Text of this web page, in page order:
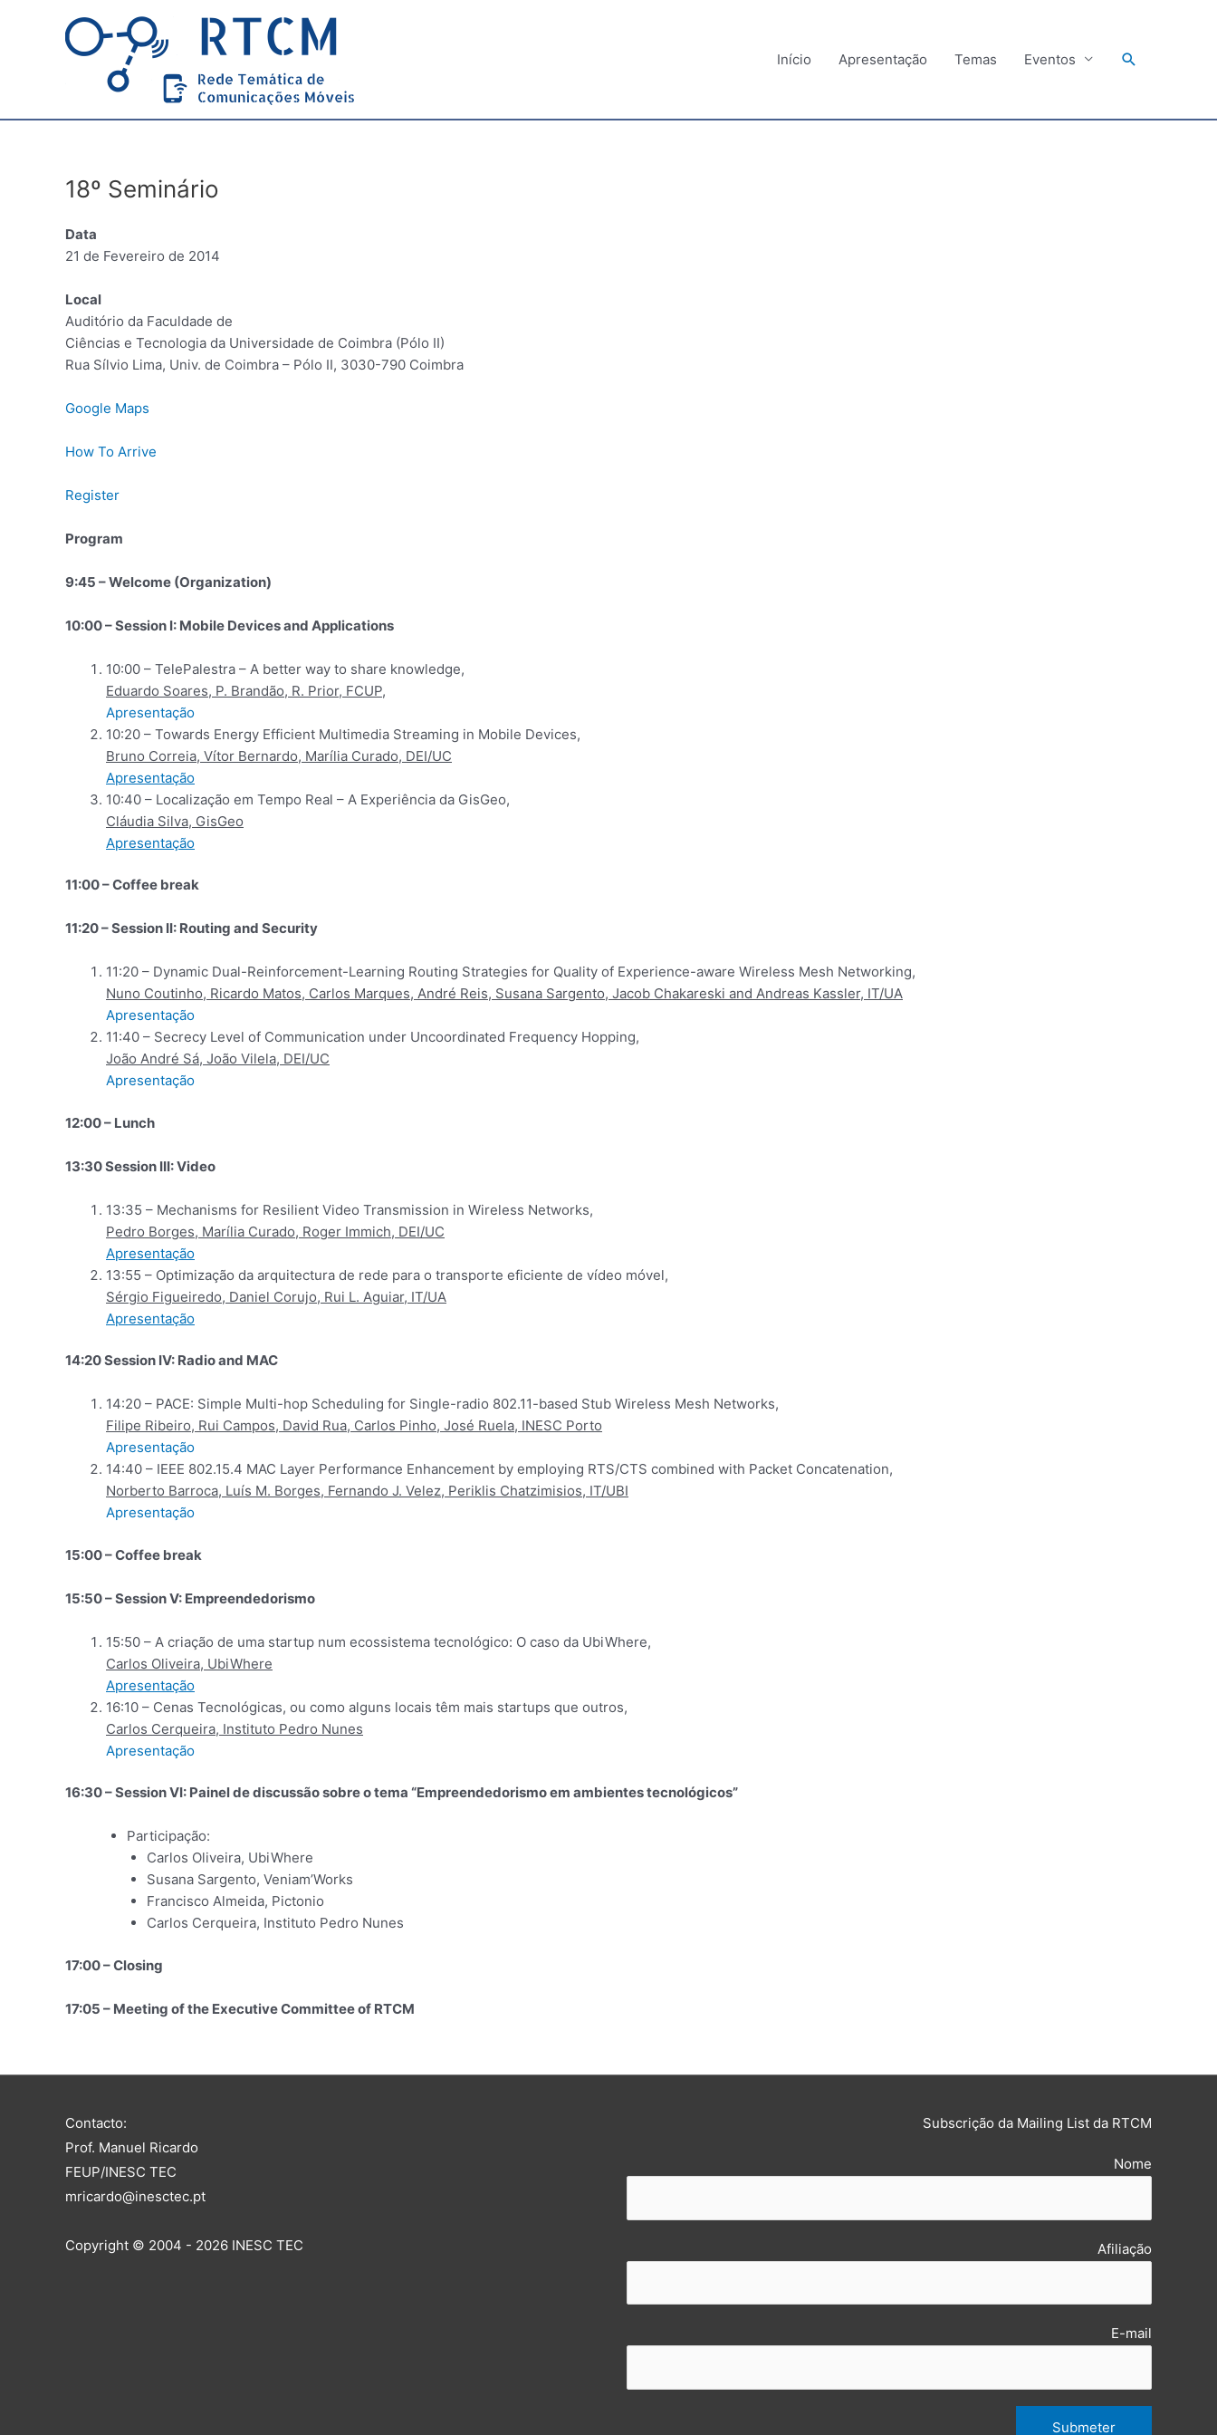
Início Apresentação Temas Eventos Search
18º Seminário
Data
21 de Fevereiro de 2014
Local
Auditório da Faculdade de
Ciências e Tecnologia da Universidade de Coimbra (Pólo II)
Rua Sílvio Lima, Univ. de Coimbra – Pólo II, 3030-790 Coimbra
Google Maps
How To Arrive
Register
Program
9:45 – Welcome (Organization)
10:00 – Session I: Mobile Devices and Applications
10:00 – TelePalestra – A better way to share knowledge,
Eduardo Soares, P. Brandão, R. Prior, FCUP,
Apresentação
10:20 – Towards Energy Efficient Multimedia Streaming in Mobile Devices,
Bruno Correia, Vítor Bernardo, Marília Curado, DEI/UC
Apresentação
10:40 – Localização em Tempo Real – A Experiência da GisGeo,
Cláudia Silva, GisGeo
Apresentação
11:00 – Coffee break
11:20 – Session II: Routing and Security
11:20 – Dynamic Dual-Reinforcement-Learning Routing Strategies for Quality of Experience-aware Wireless Mesh Networking,
Nuno Coutinho, Ricardo Matos, Carlos Marques, André Reis, Susana Sargento, Jacob Chakareski and Andreas Kassler, IT/UA
Apresentação
11:40 – Secrecy Level of Communication under Uncoordinated Frequency Hopping,
João André Sá, João Vilela, DEI/UC
Apresentação
12:00 – Lunch
13:30 Session III: Video
13:35 – Mechanisms for Resilient Video Transmission in Wireless Networks,
Pedro Borges, Marília Curado, Roger Immich, DEI/UC
Apresentação
13:55 – Optimização da arquitectura de rede para o transporte eficiente de vídeo móvel,
Sérgio Figueiredo, Daniel Corujo, Rui L. Aguiar, IT/UA
Apresentação
14:20 Session IV: Radio and MAC
14:20 – PACE: Simple Multi-hop Scheduling for Single-radio 802.11-based Stub Wireless Mesh Networks,
Filipe Ribeiro, Rui Campos, David Rua, Carlos Pinho, José Ruela, INESC Porto
Apresentação
14:40 – IEEE 802.15.4 MAC Layer Performance Enhancement by employing RTS/CTS combined with Packet Concatenation,
Norberto Barroca, Luís M. Borges, Fernando J. Velez, Periklis Chatzimisios, IT/UBI
Apresentação
15:00 – Coffee break
15:50 – Session V: Empreendedorismo
15:50 – A criação de uma startup num ecossistema tecnológico: O caso da UbiWhere,
Carlos Oliveira, UbiWhere
Apresentação
16:10 – Cenas Tecnológicas, ou como alguns locais têm mais startups que outros,
Carlos Cerqueira, Instituto Pedro Nunes
Apresentação
16:30 – Session VI: Painel de discussão sobre o tema “Empreendedorismo em ambientes tecnológicos”
Participação:
Carlos Oliveira, UbiWhere
Susana Sargento, Veniam’Works
Francisco Almeida, Pictonio
Carlos Cerqueira, Instituto Pedro Nunes
17:00 – Closing
17:05 – Meeting of the Executive Committee of RTCM
Contacto:
Prof. Manuel Ricardo
FEUP/INESC TEC
mricardo@inesctec.pt
Copyright © 2004 - 2026 INESC TEC
Subscrição da Mailing List da RTCM
Nome
Afiliação
E-mail